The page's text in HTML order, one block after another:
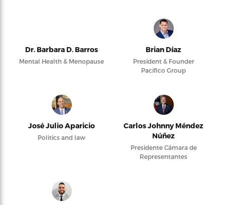
Dr. Barbara D. Barros
Mental Health & Menopause
Brian Díaz
President & Founder
Pacifico Group
José Julio Aparicio
Politics and law
Carlos Johnny Méndez
Núñez
Presidente Cámara de
Representantes